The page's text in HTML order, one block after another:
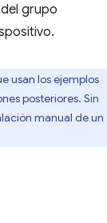
del grupo
usan los ejemplos
posteriores. Sin
manual de un